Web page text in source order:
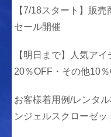
【7/18スタート】販
セール開催
【明日まで】人気ア
20％OFF・その他10
お客様着用例/レンタ
ンジェルスクローゼッ